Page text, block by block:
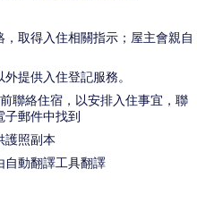
取得入住相關指示；屋主會親自
提供入住登記服務。
聯絡住宿，以安排入住事宜，聯
子郵件中找到
護照副本
自動翻譯工具翻譯